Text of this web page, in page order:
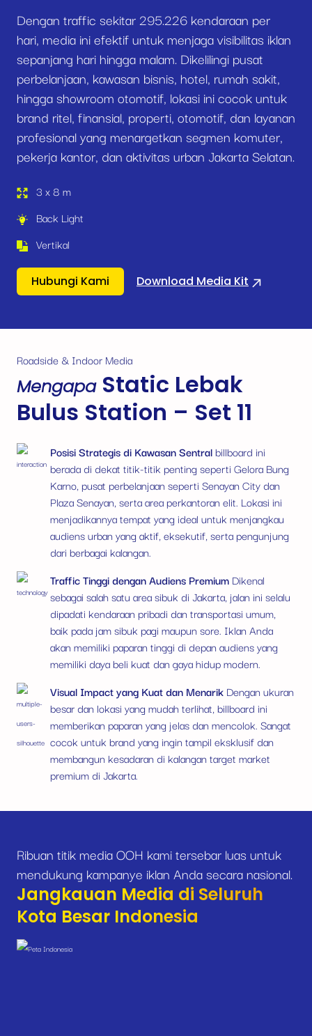
Dengan traffic sekitar 295.226 kendaraan per
hari, media ini efektif untuk menjaga visibilitas iklan
sepanjang hari hingga malam. Dikelilingi pusat
perbelanjaan, kawasan bisnis, hotel, rumah sakit,
hingga showroom otomotif, lokasi ini cocok untuk
brand ritel, finansial, properti, otomotif, dan layanan
profesional yang menargetkan segmen komuter,
pekerja kantor, dan aktivitas urban Jakarta Selatan.
3 x 8 m
Back Light
Vertikal
Hubungi Kami Download Media Kit
Roadside & Indoor Media
MengapaStatic Lebak
Bulus Station – Set 11
Posisi Strategis di Kawasan Sentralbillboard ini
berada di dekat titik-titik penting seperti Gelora Bung
Karno, pusat perbelanjaan seperti Senayan City dan
Plaza Senayan, serta area perkantoran elit. Lokasi ini
menjadikannya tempat yang ideal untuk menjangkau
audiens urban yang aktif, eksekutif, serta pengunjung
dari berbagai kalangan.
Traffic Tinggi dengan Audiens Premium Dikenal
sebagai salah satu area sibuk di Jakarta, jalan ini selalu
dipadati kendaraan pribadi dan transportasi umum,
baik pada jam sibuk pagi maupun sore. Iklan Anda
akan memiliki paparan tinggi di depan audiens yang
memiliki daya beli kuat dan gaya hidup modern.
Visual Impact yang Kuat dan Menarik Dengan ukuran
besar dan lokasi yang mudah terlihat, billboard ini
memberikan paparan yang jelas dan mencolok. Sangat
cocok untuk brand yang ingin tampil eksklusif dan
membangun kesadaran di kalangan target market
premium di Jakarta.
Ribuan titik media OOH kami tersebar luas untuk
mendukung kampanye iklan Anda secara nasional.
Jangkauan Media di Seluruh
Kota Besar Indonesia